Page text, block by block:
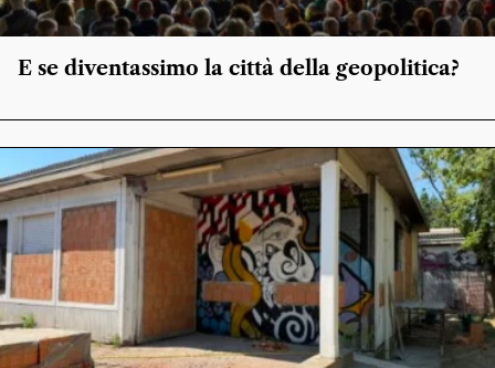
E se diventassimo la città della geopolitica?